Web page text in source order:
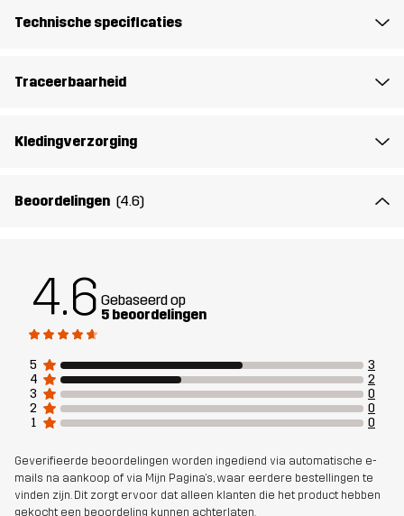
Technische specificaties
Traceerbaarheid
Kledingverzorging
Beoordelingen (4.6)
4.6 Gebaseerd op
5 beoordelingen
5
3
4
2
3
0
2
0
1
0
Geverifieerde beoordelingen worden ingediend via automatische e-
mails na aankoop of via Mijn Pagina's, waar eerdere bestellingen te
vinden zijn. Dit zorgt ervoor dat alleen klanten die het product hebben
gekocht een beoordeling kunnen achterlaten.